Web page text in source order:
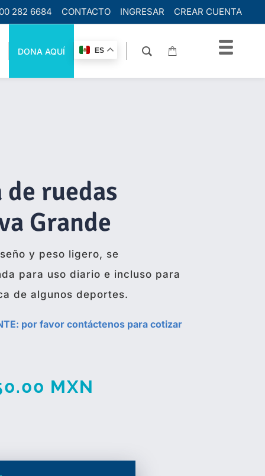
282 6684 CONTACTO INGRESAR CREAR CUENTA
DONA AQUÍ ES
ruedas
Grande
y peso ligero, se
para uso diario e incluso para
de algunos deportes.
por favor contáctenos para cotizar
MXN